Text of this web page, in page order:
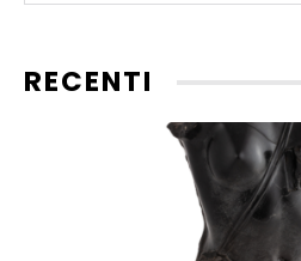
RECENTI